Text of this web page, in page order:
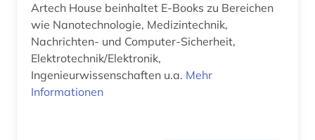
homecomputer (1)
human-computer interface (1)
hypothesentest (1)
Artech House beinhaltet E-Books zu Bereichen
wie Nanotechnologie, Medizintechnik,
Nachrichten- und Computer-Sicherheit,
Elektrotechnik/Elektronik,
Ingenieurwissenschaften u.a. Mehr
Informationen